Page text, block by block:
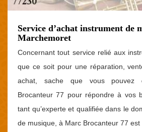
Service d’achat instrument de
Marchemoret
Concernant tout service relié aux
que ce soit pour une réparation,
achat, sache que vous pouvez
Brocanteur 77 pour répondre à vos
tant qu’experte et qualifiée dans le
de musique, à Marc Brocanteur 77 est